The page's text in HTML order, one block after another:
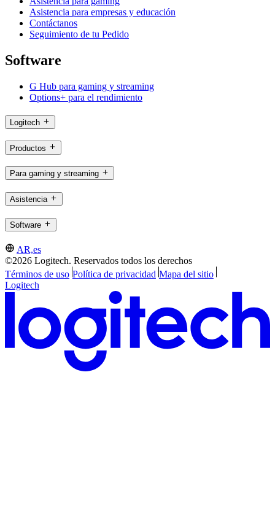
Asistencia para empresas y educación
Contáctanos
Seguimiento de tu Pedido
Software
G Hub para gaming y streaming
Options+ para el rendimiento
Logitech
Productos
Para gaming y streaming
Asistencia
Software
AR,es
©2026 Logitech. Reservados todos los derechos
Términos de uso Política de privacidad Mapa del sitio
Logitech